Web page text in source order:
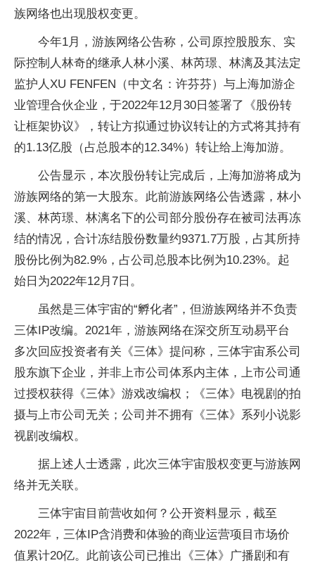
族网络也出现股权变更。
今年1月，游族网络公告称，公司原控股股东、实
际控制人林奇的继承人林小溪、林芮璟、林漓及其法定
监护人XU FENFEN（中文名：许芬芬）与上海加游企
业管理合伙企业，于2022年12月30日签署了《股份转
让框架协议》，转让方拟通过协议转让的方式将其持有
的1.13亿股（占总股本的12.34%）转让给上海加游。
公告显示，本次股份转让完成后，上海加游将成为
游族网络的第一大股东。此前游族网络公告透露，林小
溪、林芮璟、林漓名下的公司部分股份存在被司法再冻
结的情况，合计冻结股份数量约9371.7万股，占其所持
股份比例为82.9%，占公司总股本比例为10.23%。起
始日为2022年12月7日。
虽然是三体宇宙的“孵化者”，但游族网络并不负责
三体IP改编。2021年，游族网络在深交所互动易平台
多次回应投资者有关《三体》提问称，三体宇宙系公司
股东旗下企业，并非上市公司体系内主体，上市公司通
过授权获得《三体》游戏改编权；《三体》电视剧的拍
摄与上市公司无关；公司并不拥有《三体》系列小说影
视剧改编权。
据上述人士透露，此次三体宇宙股权变更与游族网
络并无关联。
三体宇宙目前营收如何？公开资料显示，截至
2022年，三体IP含消费和体验的商业运营项目市场价
值累计20亿。此前该公司已推出《三体》广播剧和有